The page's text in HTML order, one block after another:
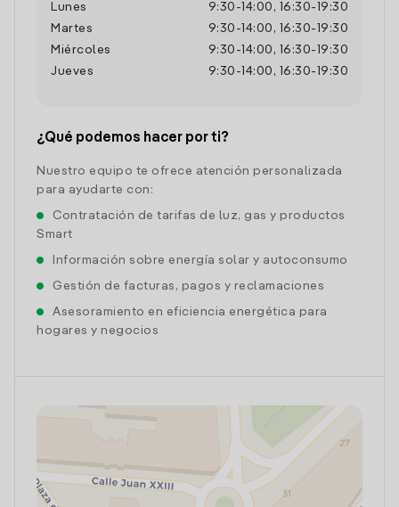
Lunes
9:30 - 14:00 , 16:30- 19:30
Martes
9:30 - 14:00 , 16:30- 19:30
Miércoles
9:30 - 14:00 , 16:30- 19:30
Jueves
9:30 - 14:00 , 16:30- 19:30
¿Qué podemos hacer por ti?
Nuestro equipo te ofrece atención personalizada
para ayudarte con:
Contratación de tarifas de luz, gas y productos
Smart
Información sobre energía solar y autoconsumo
Gestión de facturas, pagos y reclamaciones
Asesoramiento en eficiencia energética para
hogares y negocios